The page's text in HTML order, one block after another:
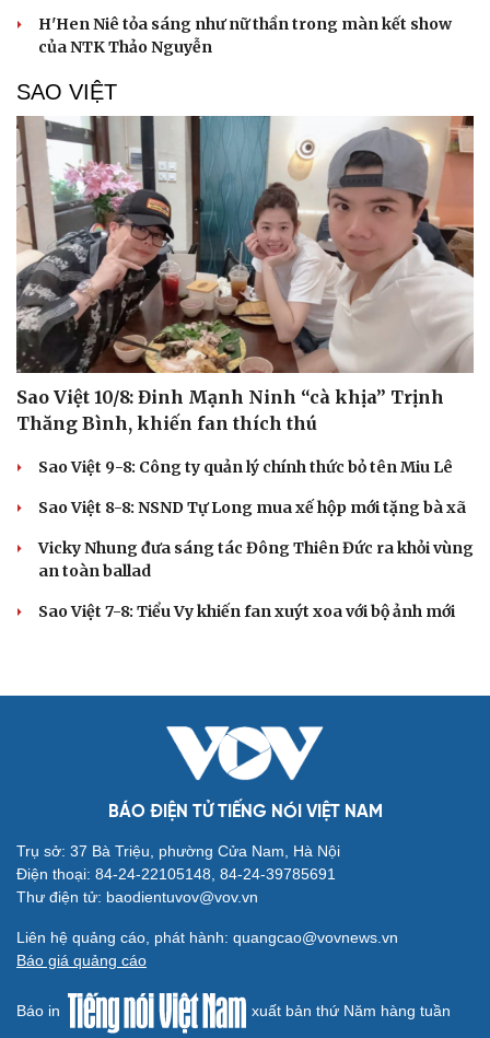
Cải chính
H'Hen Niê tỏa sáng như nữ thần trong màn kết show
của NTK Thảo Nguyễn
SAO VIỆT
Sao Việt 10/8: Đinh Mạnh Ninh “cà khịa” Trịnh
Thăng Bình, khiến fan thích thú
Sao Việt 9-8: Công ty quản lý chính thức bỏ tên Miu Lê
Sao Việt 8-8: NSND Tự Long mua xế hộp mới tặng bà xã
Vicky Nhung đưa sáng tác Đông Thiên Đức ra khỏi vùng
an toàn ballad
Sao Việt 7-8: Tiểu Vy khiến fan xuýt xoa với bộ ảnh mới
BÁO ĐIỆN TỬ TIẾNG NÓI VIỆT NAM
Trụ sở: 37 Bà Triệu, phường Cửa Nam, Hà Nội
Điện thoại: 84-24-22105148, 84-24-39785691
Thư điện tử: baodientuvov@vov.vn
Liên hệ quảng cáo, phát hành: quangcao@vovnews.vn
Báo giá quảng cáo
Báo in xuất bản thứ Năm hàng tuần